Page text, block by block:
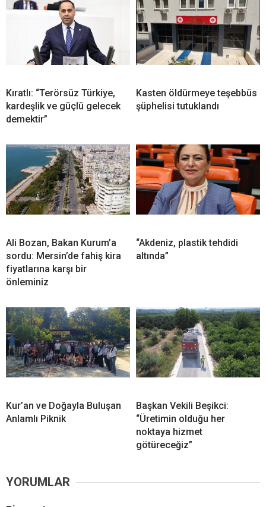
Kıratlı: “Terörsüz Türkiye,
kardeşlik ve güçlü gelecek
demektir”
Kasten öldürmeye teşebbüs
şüphelisi tutuklandı
Ali Bozan, Bakan Kurum’a
sordu: Mersin’de fahiş kira
fiyatlarına karşı bir
önleminiz
“Akdeniz, plastik tehdidi
altında”
Kur’an ve Doğayla Buluşan
Anlamlı Piknik
Başkan Vekili Beşikci:
“Üretimin olduğu her
noktaya hizmet
götüreceğiz”
YORUMLAR